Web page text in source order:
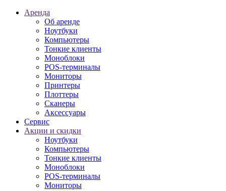
Аренда
Об аренде
Ноутбуки
Компьютеры
Тонкие клиенты
Моноблоки
POS-терминалы
Мониторы
Принтеры
Плоттеры
Сканеры
Аксессуары
Сервис
Акции и скидки
Ноутбуки
Компьютеры
Тонкие клиенты
Моноблоки
POS-терминалы
Мониторы